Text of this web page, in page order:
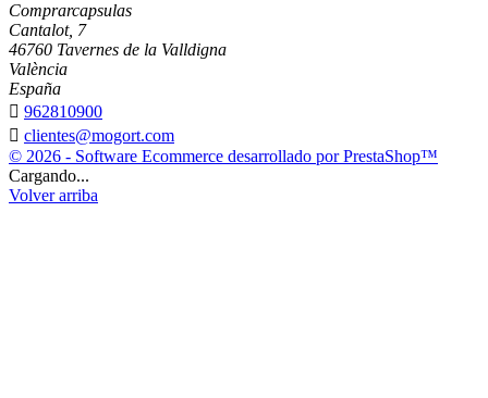
Comprarcapsulas
Cantalot, 7
46760 Tavernes de la Valldigna
València
España
 962810900
 clientes@mogort.com
© 2026 - Software Ecommerce desarrollado por PrestaShop™
Cargando...
Volver arriba